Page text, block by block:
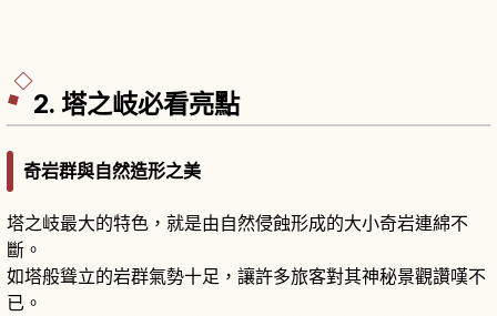
2. 塔之岐必看亮點
奇岩群與自然造形之美
塔之岐最大的特色，就是由自然侵蝕形成的大小奇岩連綿不
斷。
如塔般聳立的岩群氣勢十足，讓許多旅客對其神秘景觀讚嘆不
已。